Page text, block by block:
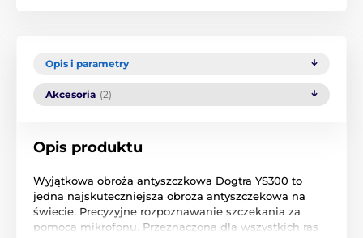
Opis i parametry
Akcesoria (2)
Opis produktu
Wyjątkowa obroża antyszczkowa Dogtra YS300 to
jedna najskuteczniejsza obroża antyszczekowa na
świecie. Precyzyjne rozpoznawanie szczekania za
pomocą mikrofonu. Przeznaczona dla wszystkich ras